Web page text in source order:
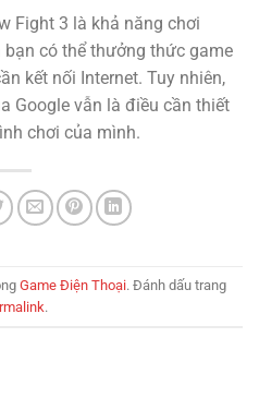
Fight 3 là khả năng chơi
có thể thưởng thức game
kết nối Internet. Tuy nhiên,
Google vẫn là điều cần thiết
chơi của mình.
Game Điện Thoại. Đánh dấu trang
.